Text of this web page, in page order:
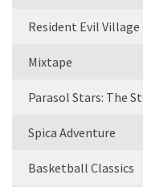
Resident Evil Village
Mixtape
Parasol Stars: The
Spica Adventure
Basketball Classics